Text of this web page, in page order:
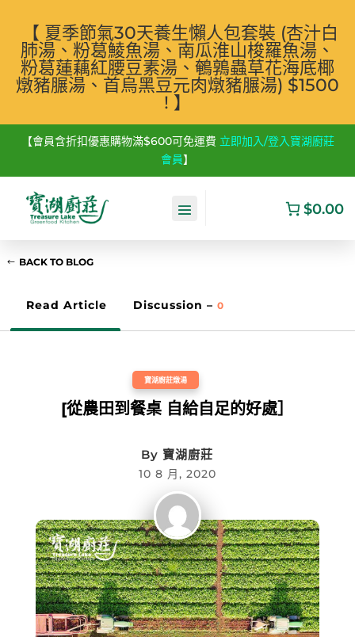
【 夏季節氣30天養生懶人包套裝 (杏汁白
肺湯、粉葛鯪魚湯、南瓜淮山梭羅魚湯、
粉葛蓮藕紅腰豆素湯、鵪鶉蟲草花海底椰
燉豬𦟌湯、首烏黑豆元肉燉豬𦟌湯) $1500
! 】
【會員含折扣優惠購物滿$600可免運費 立即加入/登入寶湖廚莊
會員】
$0.00
BACK TO BLOG
Read Article Discussion – 0
寶湖廚莊燉湯
[從農田到餐桌 自給自足的好處］
By 寶湖廚莊
10 8 月, 2020